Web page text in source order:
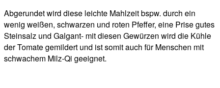
Abgerundet wird diese leichte Mahlzeit bspw. durch ein
wenig weißen, schwarzen und roten Pfeffer, eine Prise gutes
Steinsalz und Galgant- mit diesen Gewürzen wird die Kühle
der Tomate gemildert und ist somit auch für Menschen mit
schwachem Milz-Qi geeignet.